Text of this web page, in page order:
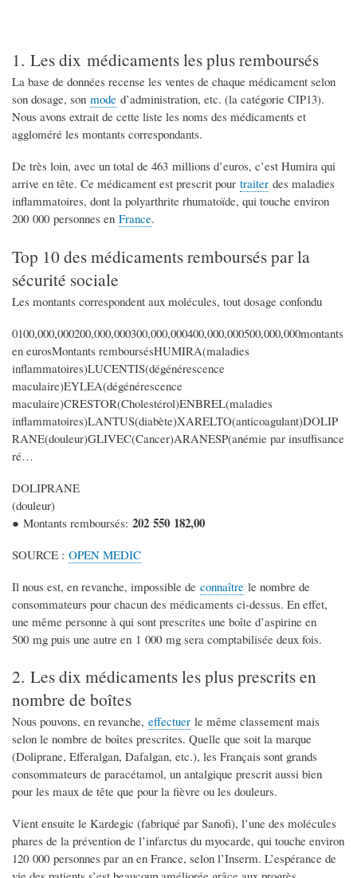
1. Les dix médicaments les plus remboursés
La base de données recense les ventes de chaque médicament selon
son dosage, son mode d’administration, etc. (la catégorie CIP13).
Nous avons extrait de cette liste les noms des médicaments et
aggloméré les montants correspondants.
De très loin, avec un total de 463 millions d’euros, c’est Humira qui
arrive en tête. Ce médicament est prescrit pour traiter des maladies
inflammatoires, dont la polyarthrite rhumatoïde, qui touche environ
200 000 personnes en France.
Top 10 des médicaments remboursés par la
sécurité sociale
Les montants correspondent aux molécules, tout dosage confondu
0100,000,000200,000,000300,000,000400,000,000500,000,000montants
en eurosMontants remboursésHUMIRA(maladies
inflammatoires)LUCENTIS(dégénérescence
maculaire)EYLEA(dégénérescence
maculaire)CRESTOR(Cholestérol)ENBREL(maladies
inflammatoires)LANTUS(diabète)XARELTO(anticoagulant)DOLIP
RANE(douleur)GLIVEC(Cancer)ARANESP(anémie par insuffisance
ré…
DOLIPRANE
(douleur)
● Montants remboursés: 202 550 182,00
SOURCE : OPEN MEDIC
Il nous est, en revanche, impossible de connaître le nombre de
consommateurs pour chacun des médicaments ci-dessus. En effet,
une même personne à qui sont prescrites une boîte d’aspirine en
500 mg puis une autre en 1 000 mg sera comptabilisée deux fois.
2. Les dix médicaments les plus prescrits en
nombre de boîtes
Nous pouvons, en revanche, effectuer le même classement mais
selon le nombre de boîtes prescrites. Quelle que soit la marque
(Doliprane, Efferalgan, Dafalgan, etc.), les Français sont grands
consommateurs de paracétamol, un antalgique prescrit aussi bien
pour les maux de tête que pour la fièvre ou les douleurs.
Vient ensuite le Kardegic (fabriqué par Sanofi), l’une des molécules
phares de la prévention de l’infarctus du myocarde, qui touche environ
120 000 personnes par an en France, selon l’Inserm. L’espérance de